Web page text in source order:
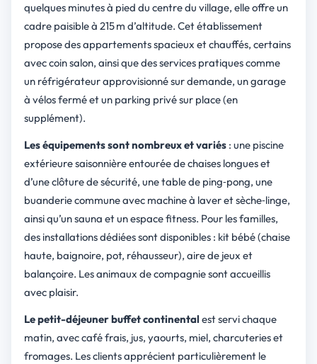
quelques minutes à pied du centre du village, elle offre un
cadre paisible à 215 m d’altitude. Cet établissement
propose des appartements spacieux et chauffés, certains
avec coin salon, ainsi que des services pratiques comme
un réfrigérateur approvisionné sur demande, un garage
à vélos fermé et un parking privé sur place (en
supplément).
Les équipements sont nombreux et variés: une piscine
extérieure saisonnière entourée de chaises longues et
d’une clôture de sécurité, une table de ping‑pong, une
buanderie commune avec machine à laver et sèche‑linge,
ainsi qu’un sauna et un espace fitness. Pour les familles,
des installations dédiées sont disponibles : kit bébé (chaise
haute, baignoire, pot, réhausseur), aire de jeux et
balançoire. Les animaux de compagnie sont accueillis
avec plaisir.
Le petit-déjeuner buffet continentalest servi chaque
matin, avec café frais, jus, yaourts, miel, charcuteries et
fromages. Les clients apprécient particulièrement le